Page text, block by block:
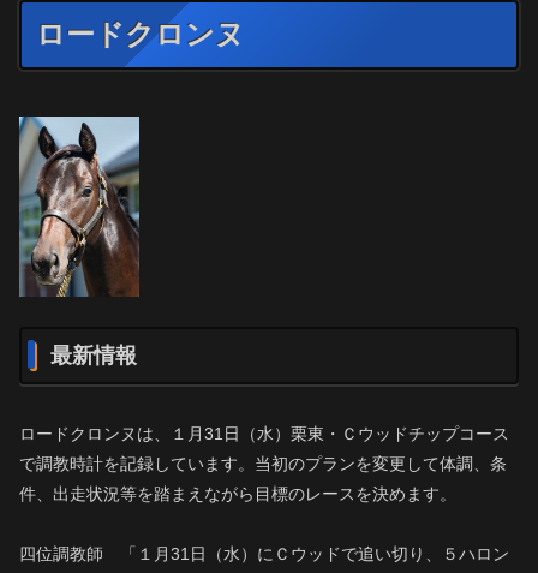
ロードクロンヌ
最新情報
ロードクロンヌは、１月31日（水）栗東・Ｃウッドチップコース
で調教時計を記録しています。当初のプランを変更して体調、条
件、出走状況等を踏まえながら目標のレースを決めます。
四位調教師 「１月31日（水）にＣウッドで追い切り、５ハロン